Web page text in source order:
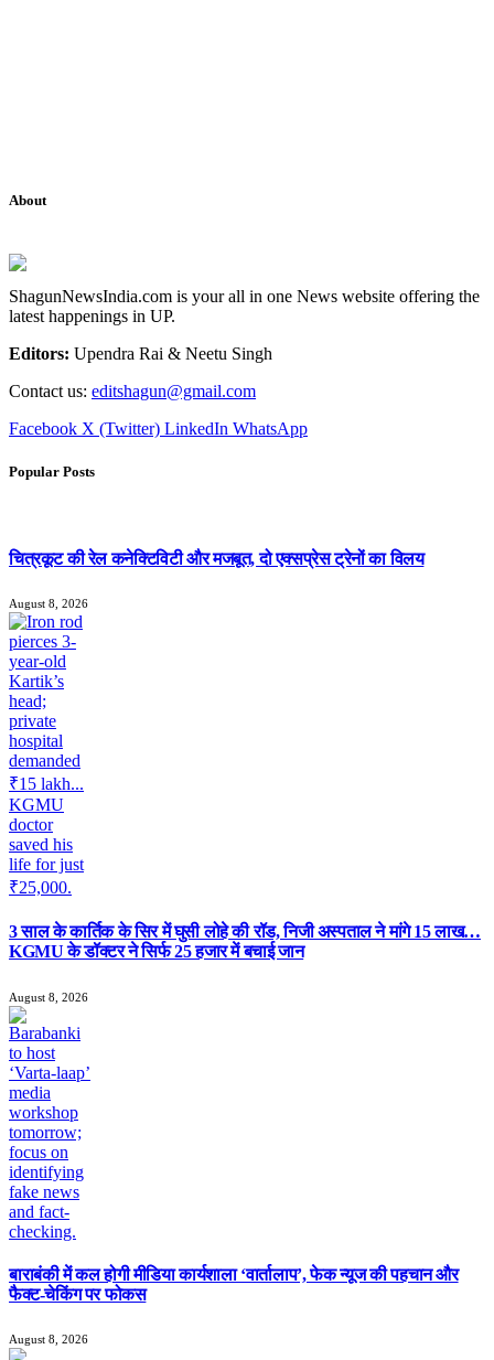
About
ShagunNewsIndia.com is your all in one News website offering the
latest happenings in UP.
Editors: Upendra Rai & Neetu Singh
Contact us: editshagun@gmail.com
Facebook X (Twitter) LinkedIn WhatsApp
Popular Posts
चित्रकूट की रेल कनेक्टिविटी और मजबूत, दो एक्सप्रेस ट्रेनों का विलय
August 8, 2026
3 साल के कार्तिक के सिर में घुसी लोहे की रॉड, निजी अस्पताल ने मांगे 15 लाख…
KGMU के डॉक्टर ने सिर्फ 25 हजार में बचाई जान
August 8, 2026
बाराबंकी में कल होगी मीडिया कार्यशाला ‘वार्तालाप’, फेक न्यूज की पहचान और
फैक्ट-चेकिंग पर फोकस
August 8, 2026